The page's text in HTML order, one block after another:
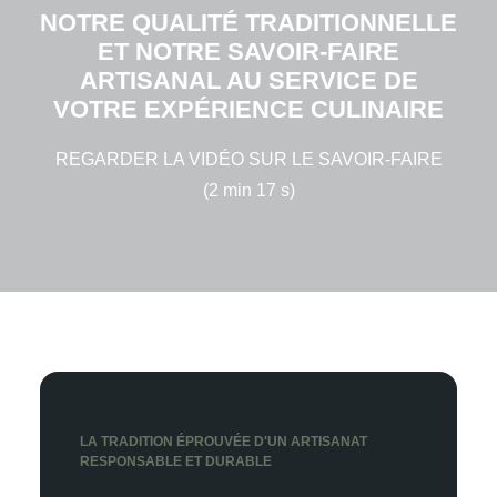
NOTRE QUALITÉ TRADITIONNELLE
ET NOTRE SAVOIR-FAIRE
ARTISANAL AU SERVICE DE
VOTRE EXPÉRIENCE CULINAIRE
REGARDER LA VIDÉO SUR LE SAVOIR-FAIRE
(2 min 17 s)
LA TRADITION ÉPROUVÉE D'UN ARTISANAT
RESPONSABLE ET DURABLE